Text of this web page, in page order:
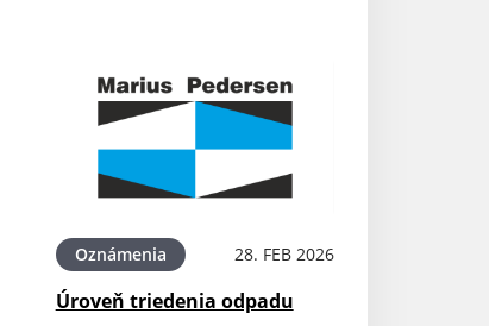
Oznámenia 28. FEB 2026
Úroveň triedenia odpadu